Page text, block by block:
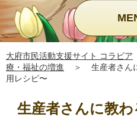
大府市民活動支援サイト コラビア
療・福祉の増進
＞
生産者さん
用レシピ〜
生産者さんに教